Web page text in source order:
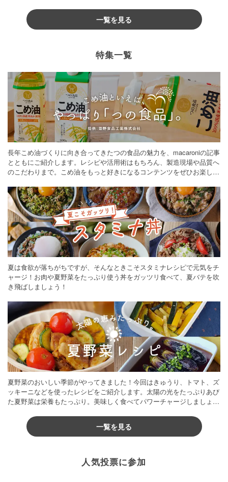
一覧を見る
特集一覧
長年こめ油づくりに向き合ってきたつの食品の魅力を、macaroniの記事
とともにご紹介します。レシピや活用術はもちろん、製造現場や品質へ
のこだわりまで。こめ油をもっと好きになるコンテンツをぜひお楽しみ
夏は食欲が落ちがちですが、そんなときこそスタミナレシピで元気をチ
ャージ！お肉や夏野菜をたっぷり使う丼をガッツリ食べて、夏バテを吹
き飛ばしましょう！
夏野菜のおいしい季節がやってきました！今回はきゅうり、トマト、ズ
ッキーニなどを使ったレシピをご紹介します。太陽の光をたっぷりあび
た夏野菜は栄養もたっぷり。美味しく食べてパワーチャージしましょう
一覧を見る
人気投票に参加